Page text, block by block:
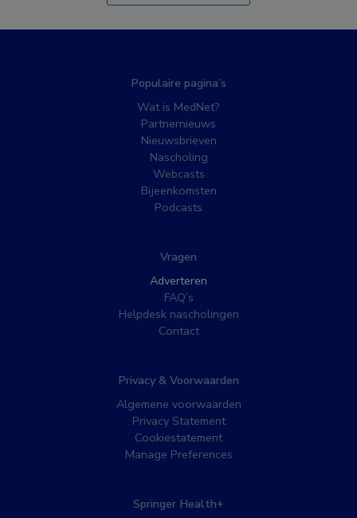
Populaire pagina’s
Wat is MedNet?
Partnernieuws
Nieuwsbrieven
Nascholing
Webcasts
Bijeenkomsten
Podcasts
Vragen
Adverteren
FAQ’s
Helpdesk nascholingen
Contact
Privacy & Voorwaarden
Algemene voorwaarden
Privacy Statement
Cookiestatement
Manage Preferences
Springer Health+